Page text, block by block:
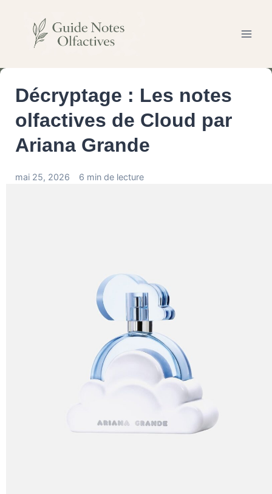
contenu
Décryptage : Les notes
olfactives de Cloud par
Ariana Grande
mai 25, 2026 6 min de lecture